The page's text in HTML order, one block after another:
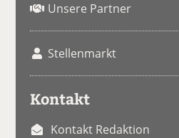
Unsere Partner
Stellenmarkt
Kontakt
Kontakt Redaktion